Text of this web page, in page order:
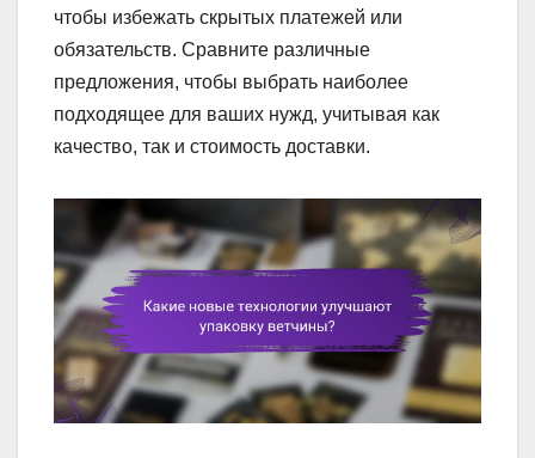
чтобы избежать скрытых платежей или
обязательств. Сравните различные
предложения, чтобы выбрать наиболее
подходящее для ваших нужд, учитывая как
качество, так и стоимость доставки.